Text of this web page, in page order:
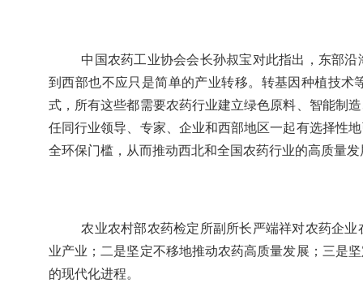
中国农药工业协会会长孙叔宝对此指出，东部
到西部也不应只是简单的产业转移。转基因种植技
式，所有这些都需要农药行业建立绿色原料、智能制
任同行业领导、专家、企业和西部地区一起有选择性
全环保门槛，从而推动西北和全国农药行业的高质量发
农业农村部农药检定所副所长严端祥对农药企
业产业；二是坚定不移地推动农药高质量发展；三是
的现代化进程。